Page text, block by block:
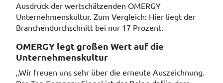
Ausdruck der wertschätzenden OMERGY
Unternehmenskultur. Zum Vergleich: Hier liegt der
Branchendurchschnitt bei nur 17 Prozent.
OMERGY legt großen Wert auf die
Unternehmenskultur
„Wir freuen uns sehr über die erneute Auszeichnung.